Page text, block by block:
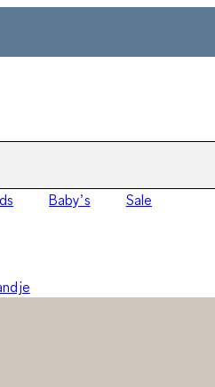
Baby’s Sale